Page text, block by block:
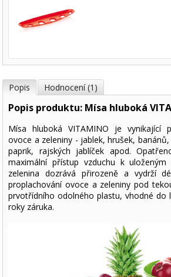
Popis Hodnocení (1)
Popis produktu: Mísa hluboká
Mísa hluboká VITAMINO je vynikající
ovoce a zeleniny - jablek, hrušek,
paprik, rajských jablíček apod.
maximální přístup vzduchu k
zelenina dozrává přirozeně a vydrží
proplachování ovoce a zeleniny pod
prvotřídního odolného plastu, vhodné do
roky záruka.